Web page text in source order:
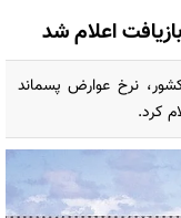
اعلام شد
نرخ عوارض پسماند
کرد.